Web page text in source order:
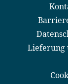
Lieferung